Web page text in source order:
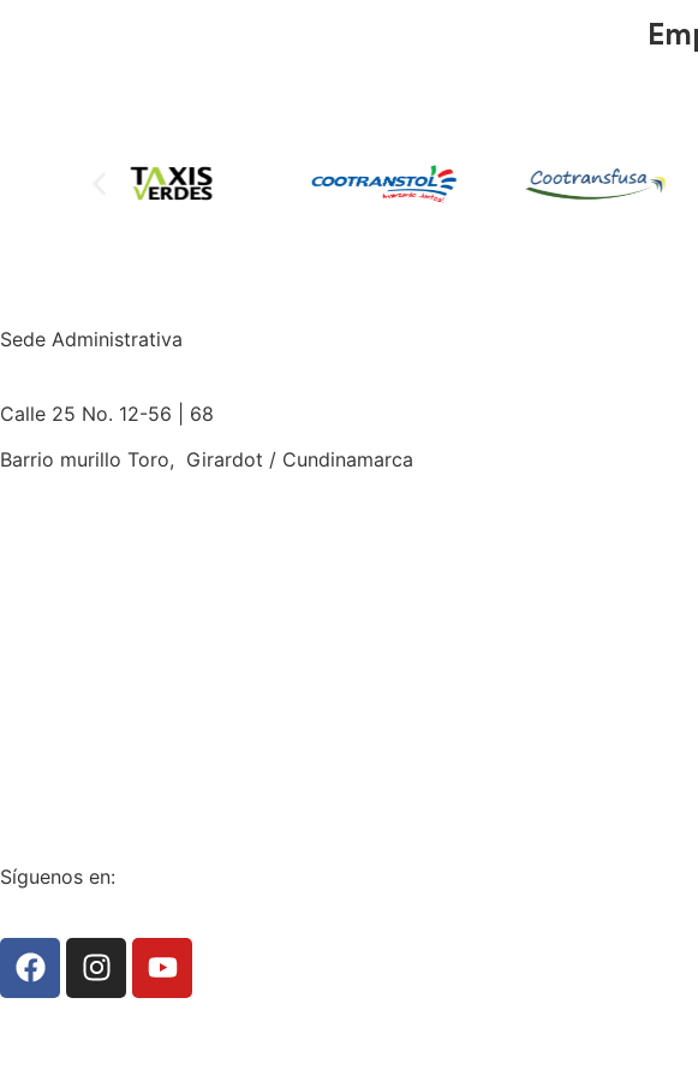
Sede Administrativa
Calle 25 No. 12-56 | 68
Barrio murillo Toro, Girardot / Cundinamarca
Síguenos en: